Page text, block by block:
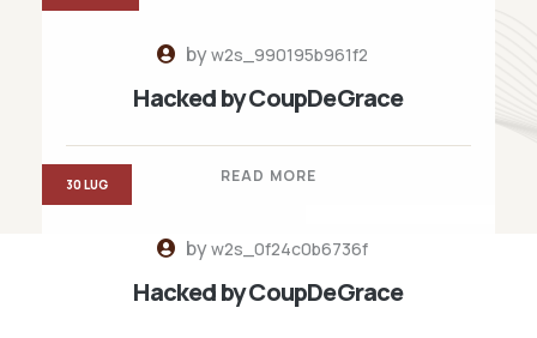
byw2s_990195b961f2
Hacked by CoupDeGrace
READ MORE
byw2s_0f24c0b6736f
Hacked by CoupDeGrace
30 LUG